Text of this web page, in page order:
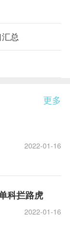
总
更多
2022-01-16
科拦路虎
2022-01-16